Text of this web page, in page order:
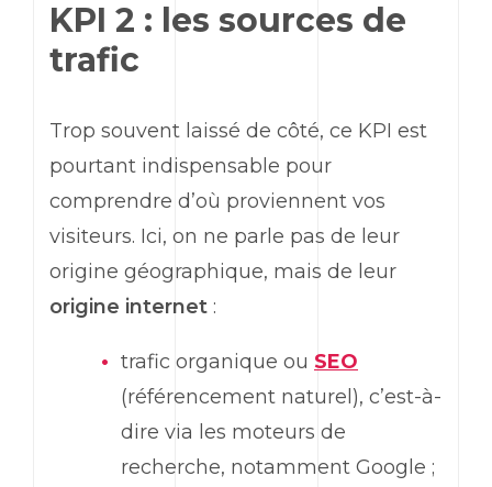
KPI 2 : les sources de
trafic
Trop souvent laissé de côté, ce KPI est
pourtant indispensable pour
comprendre d’où proviennent vos
visiteurs. Ici, on ne parle pas de leur
origine géographique, mais de leur
origine internet :
trafic organique ou SEO
(référencement naturel), c’est-à-
dire via les moteurs de
recherche, notamment Google ;